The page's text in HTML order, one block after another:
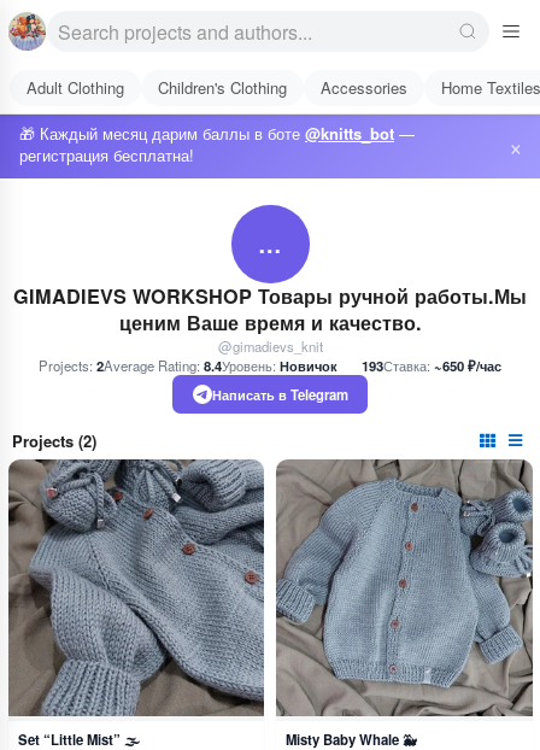
Adult Clothing Children's Clothing Accessories
Home Textiles
🎁 Каждый месяц дарим баллы в боте @knitts_bot —
регистрация бесплатна!
×
…
GIMADIEVS WORKSHOP Товары ручной работы.Мы
ценим Ваше время и качество.
@gimadievs_knit
Projects: 2Average Rating: 8.4Уровень: Новичок 193Ставка:~650 ₽/час
Написать в Telegram
Projects (2)
Set “Little Mist” 🌫️ Misty Baby Whale 🐳